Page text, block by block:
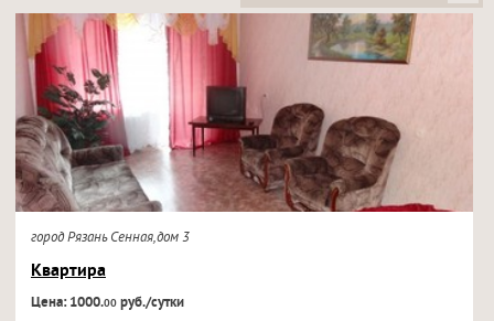
город Рязань Сенная,дом 3
Квартира
Цена: 1000.00руб./сутки